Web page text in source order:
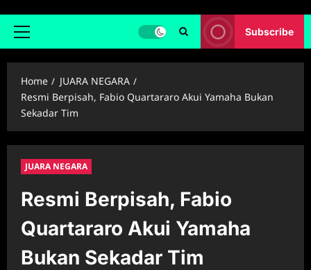
Primary
Subscribe
Home
JUARA NEGARA
Resmi Berpisah, Fabio Quartararo Akui Yamaha Bukan
Sekadar Tim
JUARA NEGARA
Resmi Berpisah, Fabio
Quartararo Akui Yamaha
Bukan Sekadar Tim